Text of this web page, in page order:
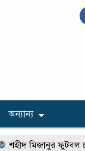
অন্যান্য
মিজানুর ফুটবল